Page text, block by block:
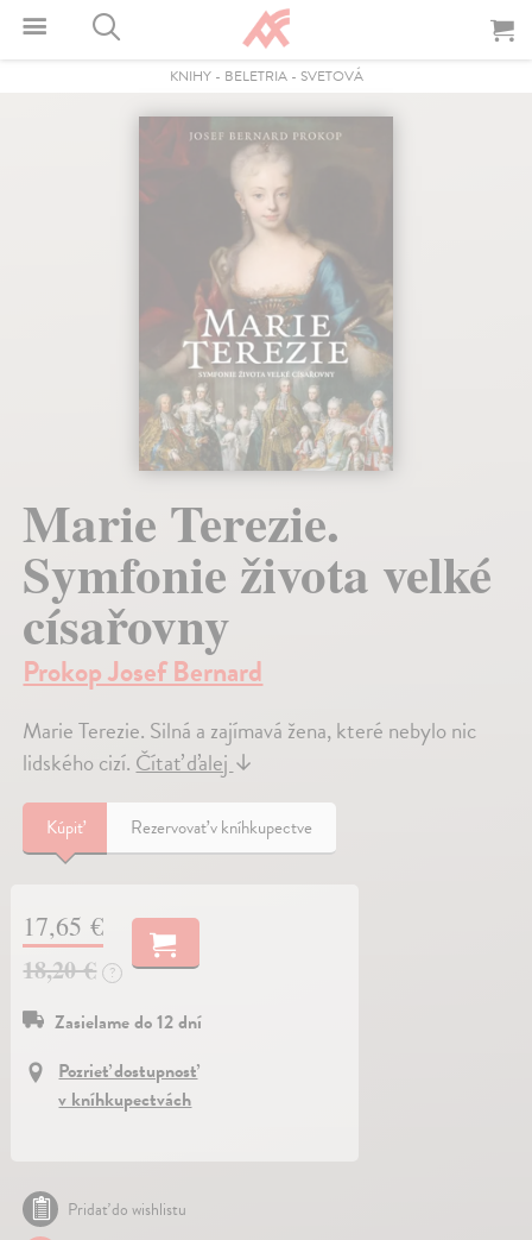
KNIHY- BELETRIA- SVETOVÁ
Marie Terezie.
Symfonie života velké
císařovny
Prokop Josef Bernard
Marie Terezie. Silná a zajímavá žena, které nebylo nic
lidského cizí. Čítať ďalej ↓
Kúpiť Rezervovať v kníhkupectve
17,65 €
18,20 €
?
Zasielame do 12 dní
Pozrieť dostupnosť
v kníhkupectvách
Pridať do wishlistu